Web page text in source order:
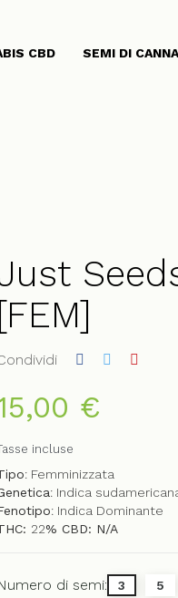
CBD SEMI DI
[FEM]
€
incluse
: Femminizzata
: Indica
: Indica Dominante
22% CBD: N/A
di semi: 3 5